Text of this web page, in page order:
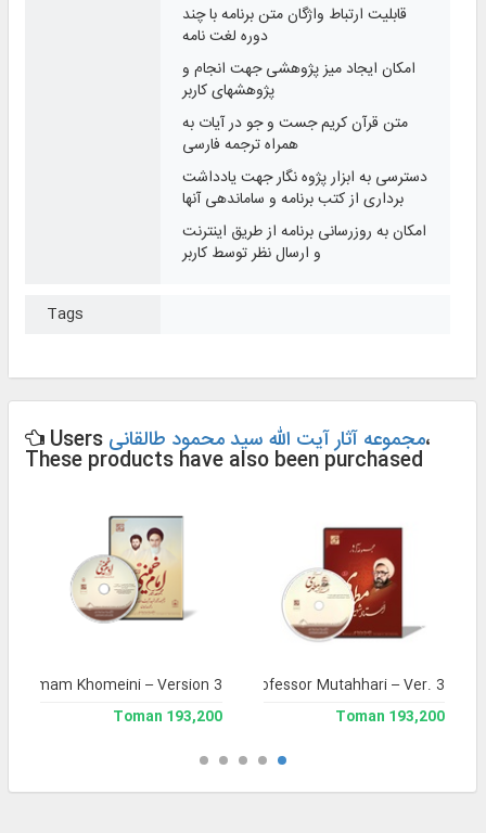
قابلیت ارتباط واژگان متن برنامه با چند
دوره لغت نامه
امکان ایجاد میز پژوهشی جهت انجام و
پژوهشهای کاربر
متن قرآن کریم جست و جو در آیات به
همراه ترجمه فارسی
دسترسی به ابزار پژوه نگار جهت یادداشت
برداری از کتب برنامه و ساماندهی آنها
امکان به روزرسانی برنامه از طریق اینترنت
و ارسال نظر توسط کاربر
Tags
Users مجموعه آثار آیت الله سید محمود طالقانی،
These products have also been purchased
Complete Works of Martyr Professor Mutahhari – Ver. 3
193,200 Toman
of Imam Khomeini – Version 3
193,200 Toman